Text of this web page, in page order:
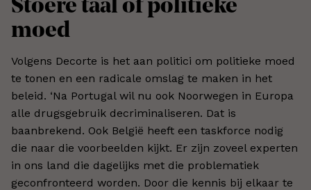
Stoere taal of politieke
moed
Volgens Decorte is het aan politici om politieke moed
te tonen en een radicale omslag te maken in het
beleid. ‘Na Portugal wil nu ook Noorwegen in Europa
alle drugsgebruik decriminaliseren. Dat is
baanbrekend. Ook België heeft een taskforce nodig
die naar die voorbeelden kijkt. Er zijn zoveel experten
in ons land die dagelijks met die problematiek
geconfronteerd worden. Door die kennis bij elkaar te